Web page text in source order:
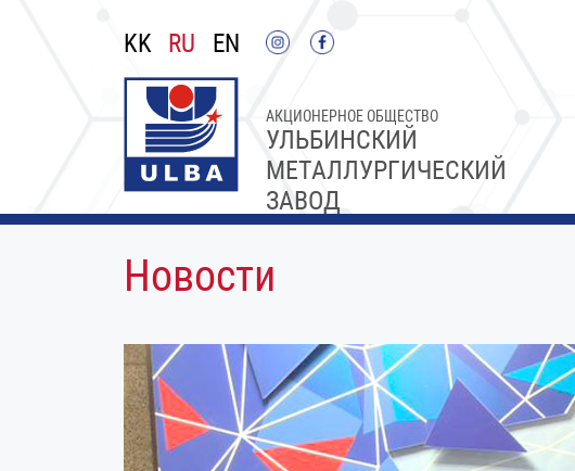
KK RU EN
УЛЬБИНСКИЙ
МЕТАЛЛУРГИЧЕСКИЙ
ЗАВОД
АКЦИОНЕРНОЕ ОБЩЕСТВО
Новости